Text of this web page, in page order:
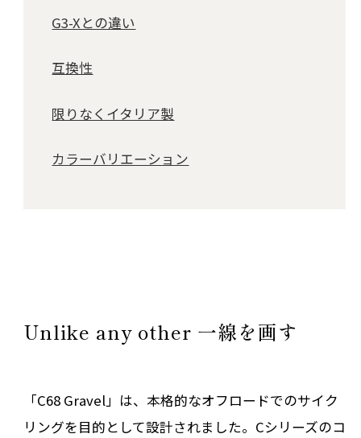
G3-Xとの違い
互換性
限りなくイタリア製
カラーバリエーション
Unlike any other 一線を画す
「C68 Gravel」は、本格的なオフロードでのサイク
リングを目的として設計されました。Cシリーズのコ